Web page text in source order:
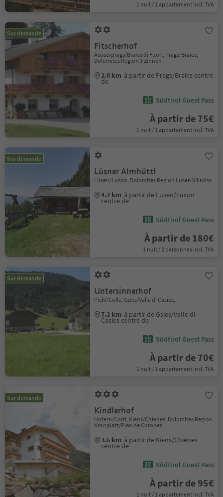
1 nuit / 1 appartement incl. TVA
Sur demande
Fitscherhof
Ausserprags/Braies di Fuori, Prags/Braies,
Dolomites Region 3 Zinnen
2.0 km à partir de Prags/Braies centre
de
Südtirol Guest Pass
À partir de 75€
1 nuit / 1 appartement incl. TVA
Sur demande
Lüsner Almhüttl
Lüsen/Luson, Dolomites Region Lüsen Villnöss
4.2 km à partir de Lüsen/Luson
centre de
Südtirol Guest Pass
À partir de 180€
1 nuit / 2 personnes incl. TVA
Sur demande
Untersinnerhof
Pichl/Colle, Gsies/Valle di Casies,
7.2 km à partir de Gsies/Valle di
Casies centre de
Südtirol Guest Pass
À partir de 70€
1 nuit / 1 appartement incl. TVA
Sur demande
Kindlerhof
Hofern/Corti, Kiens/Chienes, Dolomites Region
Kronplatz/Plan de Corones
3.6 km à partir de Kiens/Chienes
centre de
Südtirol Guest Pass
À partir de 95€
1 nuit / 1 appartement incl. TVA